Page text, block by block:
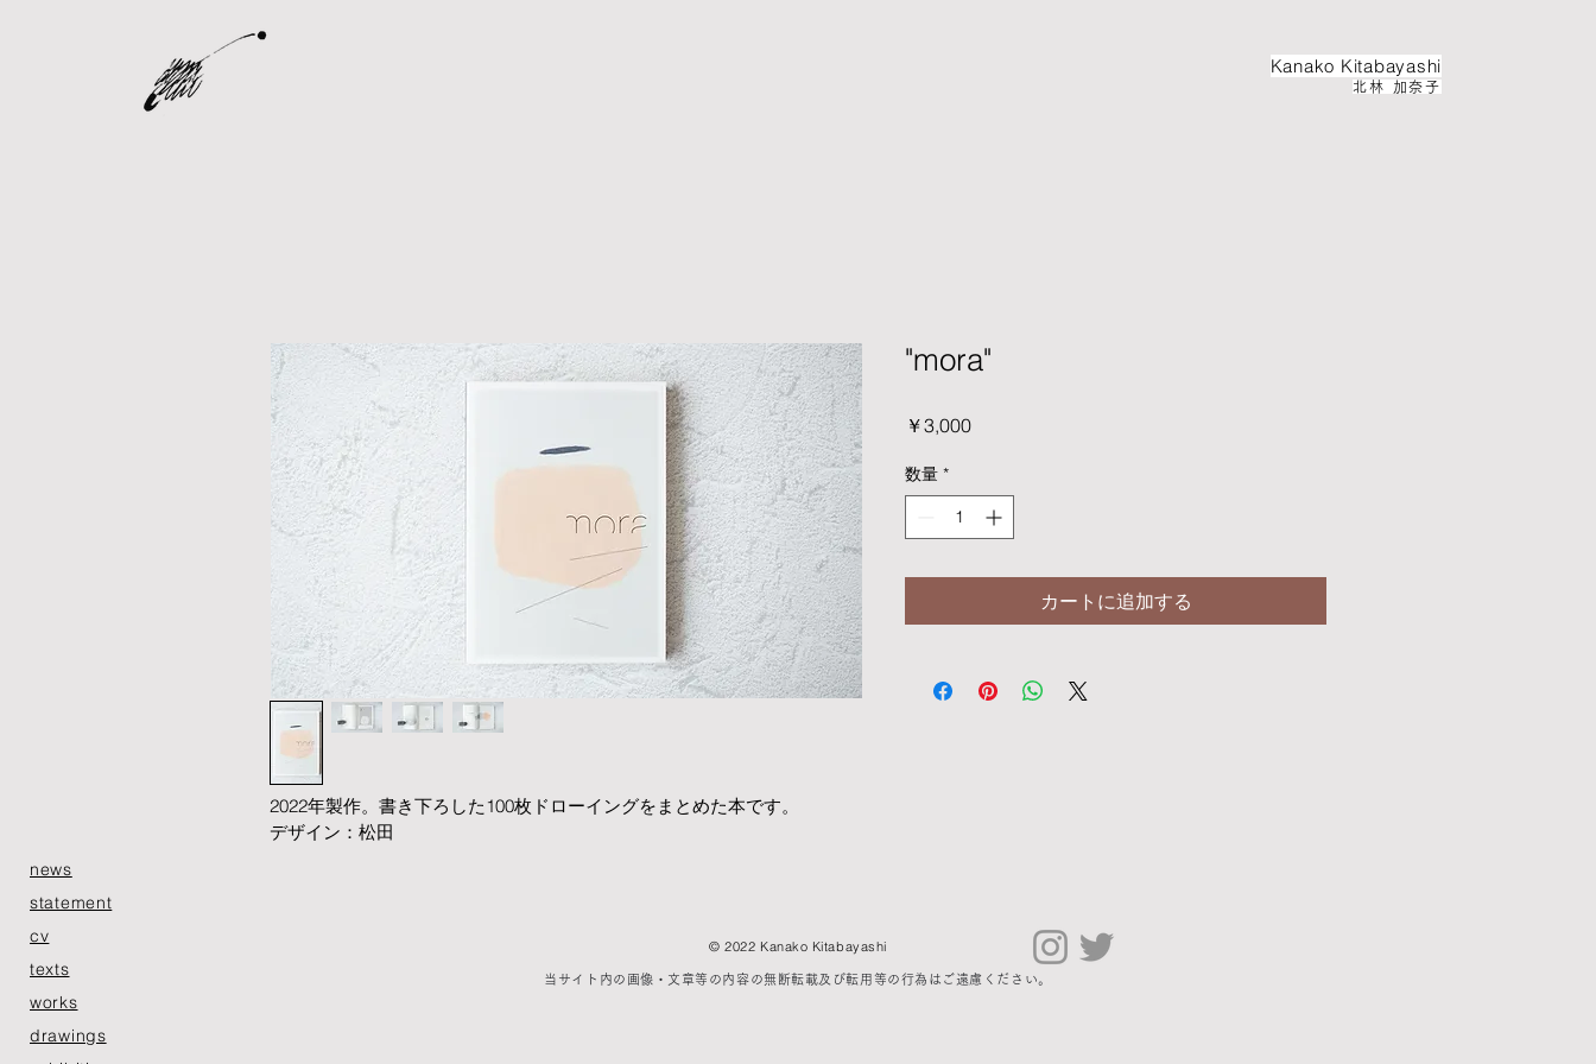
Kanako ​Kitabayashi
北林 加奈子
2022年製作。書き下ろした100枚ドローイングをまとめた本です。
デザイン：松田
"mora"
￥3,000価
数量 *
カートに追加する
news
statement
​cv
texts
works
drawings
© 2022 Kanako Kitabayashi
当サイト内の画像・文章等の内容の無断転載及び転用等の行為はご遠慮ください。